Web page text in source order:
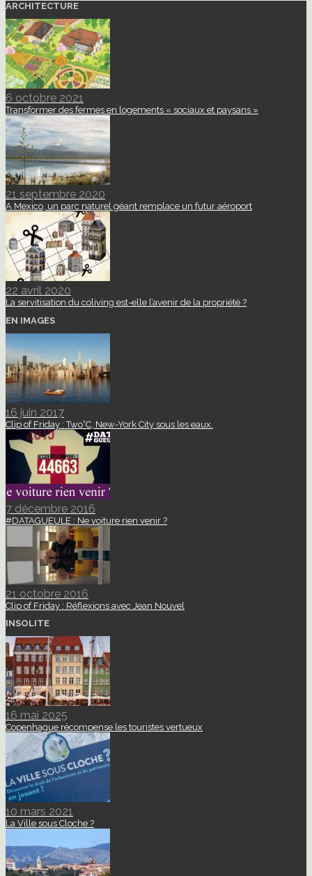
ARCHITECTURE
6 octobre 2021
Transformer des fermes en logements « sociaux et paysans »
21 septembre 2020
A Mexico, un parc naturel géant remplace un futur aéroport
22 avril 2020
La servitisation du coliving est-elle l’avenir de la propriété ?
EN IMAGES
16 juin 2017
Clip of Friday : Two°C, New-York City sous les eaux.
7 décembre 2016
#DATAGUEULE : Ne voiture rien venir ?
21 octobre 2016
Clip of Friday : Réflexions avec Jean Nouvel
INSOLITE
16 mai 2025
Copenhague récompense les touristes vertueux
10 mars 2021
La Ville sous Cloche ?